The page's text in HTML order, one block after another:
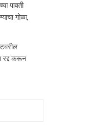
पावती
गोळा,
रद्द करून